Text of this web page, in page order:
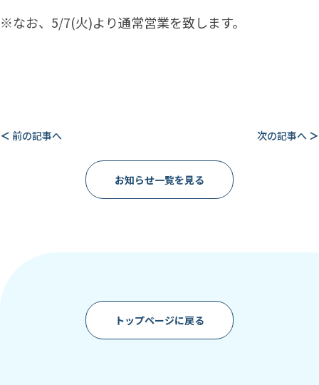
※なお、5/7(火)より通常営業を致します。
＜ 前の記事へ
お知らせ一覧を見る
次の記事へ ＞
トップページに戻る